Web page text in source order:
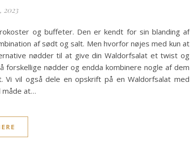
2023
og buffeter. Den er kendt for sin blanding af
af sødt og salt. Men hvorfor nøjes med kun at
nødder til at give din Waldorfsalat et twist og
nødder og endda kombinere nogle af dem
vil også dele en opskrift på en Waldorfsalat med
måde at…